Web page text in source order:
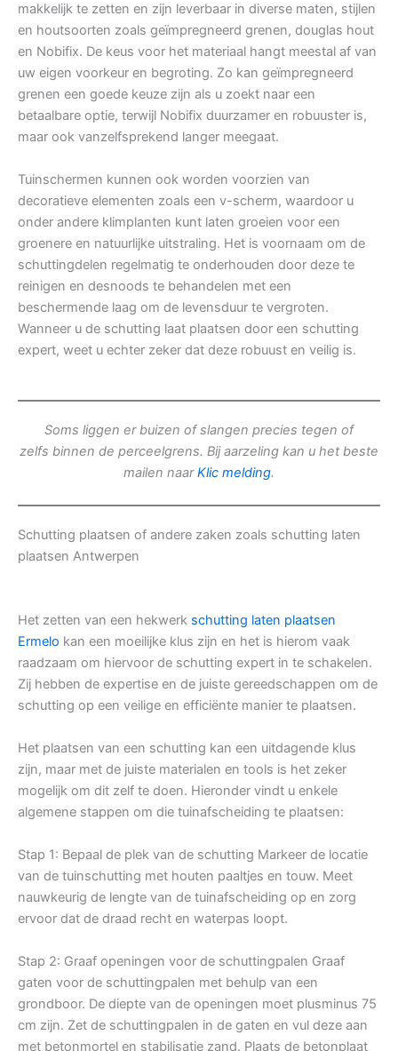
makkelijk te zetten en zijn leverbaar in diverse maten, stijlen
en houtsoorten zoals geïmpregneerd grenen, douglas hout
en Nobifix. De keus voor het materiaal hangt meestal af van
uw eigen voorkeur en begroting. Zo kan geïmpregneerd
grenen een goede keuze zijn als u zoekt naar een
betaalbare optie, terwijl Nobifix duurzamer en robuuster is,
maar ook vanzelfsprekend langer meegaat.
Tuinschermen kunnen ook worden voorzien van
decoratieve elementen zoals een v-scherm, waardoor u
onder andere klimplanten kunt laten groeien voor een
groenere en natuurlijke uitstraling. Het is voornaam om de
schuttingdelen regelmatig te onderhouden door deze te
reinigen en desnoods te behandelen met een
beschermende laag om de levensduur te vergroten.
Wanneer u de schutting laat plaatsen door een schutting
expert, weet u echter zeker dat deze robuust en veilig is.
Soms liggen er buizen of slangen precies tegen of
zelfs binnen de perceelgrens. Bij aarzeling kan u het beste
mailen naarKlic melding.
Schutting plaatsen of andere zaken zoals schutting laten
plaatsen Antwerpen
Het zetten van een hekwerk schutting laten plaatsen
Ermelo kan een moeilijke klus zijn en het is hierom vaak
raadzaam om hiervoor de schutting expert in te schakelen.
Zij hebben de expertise en de juiste gereedschappen om de
schutting op een veilige en efficiënte manier te plaatsen.
Het plaatsen van een schutting kan een uitdagende klus
zijn, maar met de juiste materialen en tools is het zeker
mogelijk om dit zelf te doen. Hieronder vindt u enkele
algemene stappen om die tuinafscheiding te plaatsen:
Stap 1: Bepaal de plek van de schutting Markeer de locatie
van de tuinschutting met houten paaltjes en touw. Meet
nauwkeurig de lengte van de tuinafscheiding op en zorg
ervoor dat de draad recht en waterpas loopt.
Stap 2: Graaf openingen voor de schuttingpalen Graaf
gaten voor de schuttingpalen met behulp van een
grondboor. De diepte van de openingen moet plusminus 75
cm zijn. Zet de schuttingpalen in de gaten en vul deze aan
met betonmortel en stabilisatie zand. Plaats de betonplaat